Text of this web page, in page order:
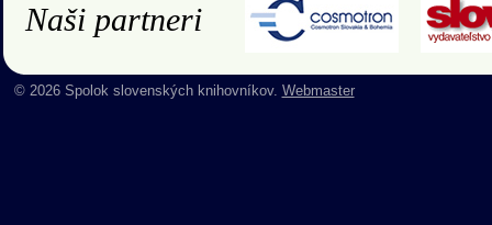
Naši partneri
© 2026 Spolok slovenských knihovníkov. Webmaster